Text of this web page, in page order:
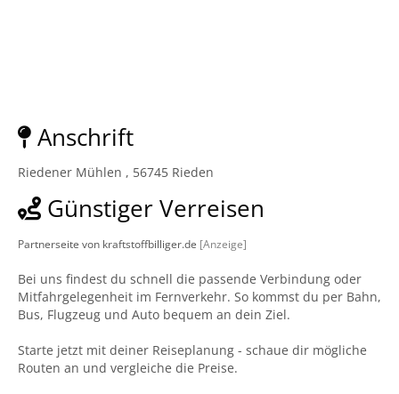
Anschrift
Riedener Mühlen , 56745 Rieden
Günstiger Verreisen
Partnerseite von kraftstoffbilliger.de [Anzeige]
Bei uns findest du schnell die passende Verbindung oder
Mitfahrgelegenheit im Fernverkehr. So kommst du per Bahn,
Bus, Flugzeug und Auto bequem an dein Ziel.
Starte jetzt mit deiner Reiseplanung - schaue dir mögliche
Routen an und vergleiche die Preise.